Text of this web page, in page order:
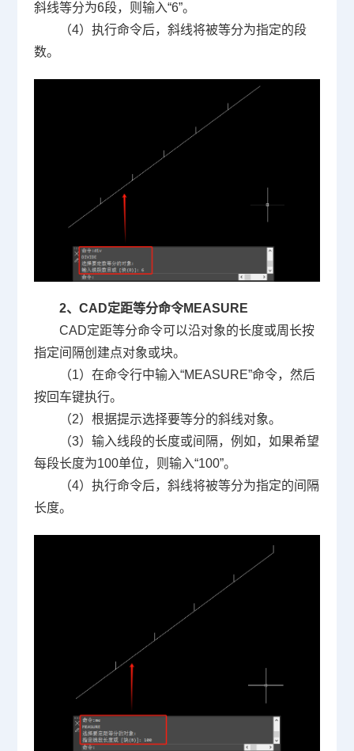
斜线等分为6段，则输入“6”。
（4）执行命令后，斜线将被等分为指定的段
数。
2、 CAD定距等分命令MEASURE
CAD定距等分命令可以沿对象的长度或周长按
指定间隔创建点对象或块。
（1）在命令行中输入“MEASURE”命令，然后
按回车键执行。
（2）根据提示选择要等分的斜线对象。
（3）输入线段的长度或间隔，例如，如果希望
每段长度为100单位，则输入“100”。
（4）执行命令后，斜线将被等分为指定的间隔
长度。